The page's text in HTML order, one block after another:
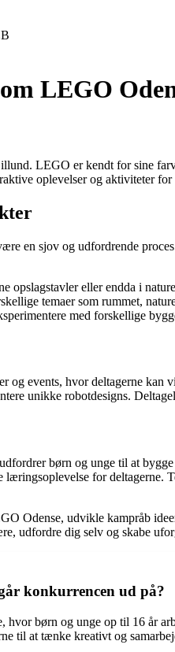
LEGO
LEGO er kendt for sine
oplevelser og aktiviteter
en sjov og udfordrende
opslagstavler eller endda i
temaer som rummet,
med forskellige
og events, hvor deltagerne
unikke robotdesigns.
børn og unge til at
for
Odense, udvikle kampråb
udfordre dig selv og skabe
konkurrencen ud på?
børn og unge op til 16 år
til at tænke kreativt og